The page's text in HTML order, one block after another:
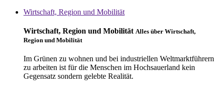
Wirtschaft, Region und Mobilität
Wirtschaft, Region und Mobilität Alles über Wirtschaft,
Region und Mobilität
Im Grünen zu wohnen und bei industriellen Weltmarktführern
zu arbeiten ist für die Menschen im Hochsauerland kein
Gegensatz sondern gelebte Realität.